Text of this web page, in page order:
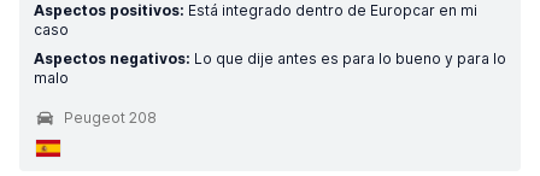
Aspectos positivos: Está integrado dentro de Europcar en mi
caso
Aspectos negativos: Lo que dije antes es para lo bueno y para lo
malo
Peugeot 208